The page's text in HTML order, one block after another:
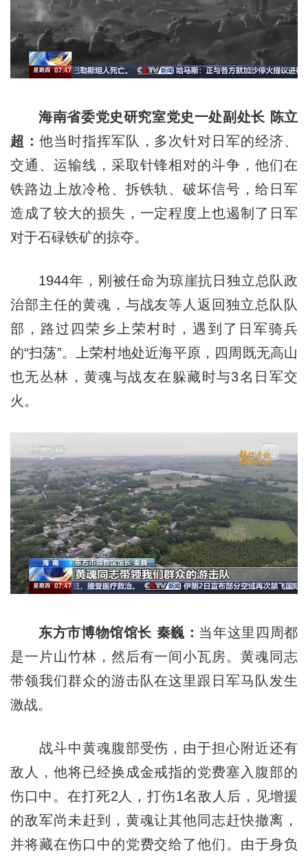
海南省委党史研究室党史一处副处长 陈立
超： 他当时指挥军队，多次针对日军的经济、
交通、运输线，采取针锋相对的斗争，他们在
铁路边上放冷枪、拆铁轨、破坏信号，给日军
造成了较大的损失，一定程度上也遏制了日军
对于石碌铁矿的掠夺。
1944年，刚被任命为琼崖抗日独立总队政
治部主任的黄魂，与战友等人返回独立总队队
部，路过四荣乡上荣村时，遇到了日军骑兵
的“扫荡”。上荣村地处近海平原，四周既无高山
也无丛林，黄魂与战友在躲藏时与3名日军交
火。
东方市博物馆馆长 秦巍： 当年这里四周都
是一片山竹林，然后有一间小瓦房。黄魂同志
带领我们群众的游击队在这里跟日军马队发生
激战。
战斗中黄魂腹部受伤，由于担心附近还有
敌人，他将已经换成金戒指的党费塞入腹部的
伤口中。在打死2人，打伤1名敌人后，见增援
的敌军尚未赶到，黄魂让其他同志赶快撤离，
并将藏在伤口中的党费交给了他们。由于身负